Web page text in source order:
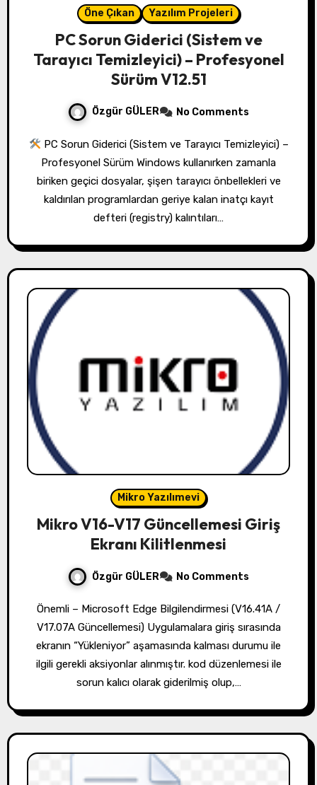
Öne Çıkan Yazılım Projeleri
PC Sorun Giderici (Sistem ve
Tarayıcı Temizleyici) – Profesyonel
Sürüm V12.51
Özgür GÜLER No Comments
PC Sorun Giderici (Sistem ve Tarayıcı Temizleyici) –
Profesyonel Sürüm Windows kullanırken zamanla
biriken geçici dosyalar, şişen tarayıcı önbellekleri ve
kaldırılan programlardan geriye kalan inatçı kayıt
defteri (registry) kalıntıları…
Mikro Yazılımevi
Mikro V16-V17 Güncellemesi Giriş
Ekranı Kilitlenmesi
Özgür GÜLER No Comments
Önemli – Microsoft Edge Bilgilendirmesi (V16.41A /
V17.07A Güncellemesi) Uygulamalara giriş sırasında
ekranın “Yükleniyor” aşamasında kalması durumu ile
ilgili gerekli aksiyonlar alınmıştır. kod düzenlemesi ile
sorun kalıcı olarak giderilmiş olup,…